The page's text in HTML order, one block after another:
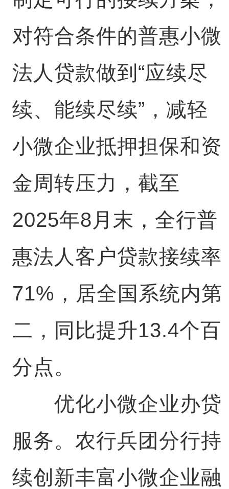
对符合条件的普惠小微
法人贷款做到“应续尽
续、能续尽续”，减轻
小微企业抵押担保和资
金周转压力，截至
2025年8月末，全行普
惠法人客户贷款接续率
71%，居全国系统内第
二，同比提升13.4个百
分点。
优化小微企业办贷
服务。农行兵团分行持
续创新丰富小微企业融